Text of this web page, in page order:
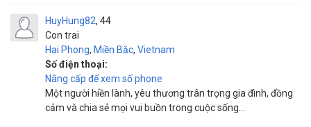
HuyHung82
Con trai
44
Hai Phong, Miền Bắc, Vietnam
Số điện thoại:
Nâng cấp để xem số phone
Một người hiền lành, yêu thương trân trọng gia đình, đồng
cảm và chia sẻ mọi vui buồn trong cuộc sống...